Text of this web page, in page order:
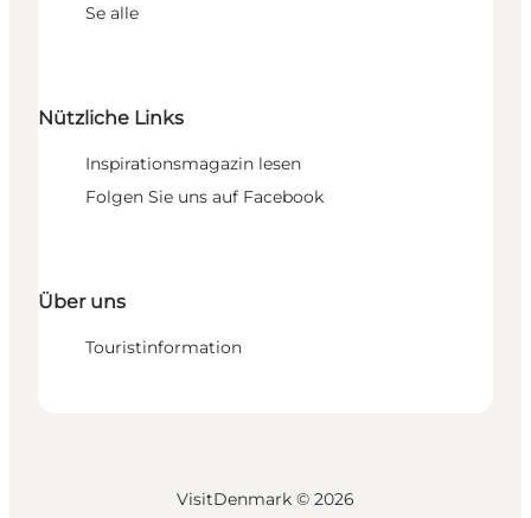
Se alle
Nützliche Links
Inspirationsmagazin lesen
Folgen Sie uns auf Facebook
Über uns
Touristinformation
VisitDenmark © 2026